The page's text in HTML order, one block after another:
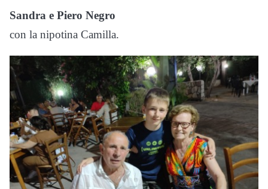
Sandra e Piero Negro
con la nipotina Camilla.